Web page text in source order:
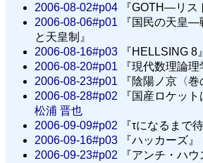
2006-08-02#p04 『GOTH—リス
2006-08-06#p01 『国民の天皇—
と天皇制』
2006-08-16#p03 『HELLSING 8
2006-08-20#p01 『現代数理論理
2006-08-23#p01 『陰陽ノ京〈
2006-08-28#p02 『国産ロケット
松浦 晋也
2006-09-09#p02 『τになるまで
2006-09-16#p03 『ハッカーズ』
2006-09-23#p02 『アンチ・ハ